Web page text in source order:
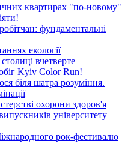
квартирах "по-новому"
фундаментальні
екології
вчетверте
Kyiv Color Run!
біля шатра розуміння.
охорони здоров'я
університету
рок-фестивалю